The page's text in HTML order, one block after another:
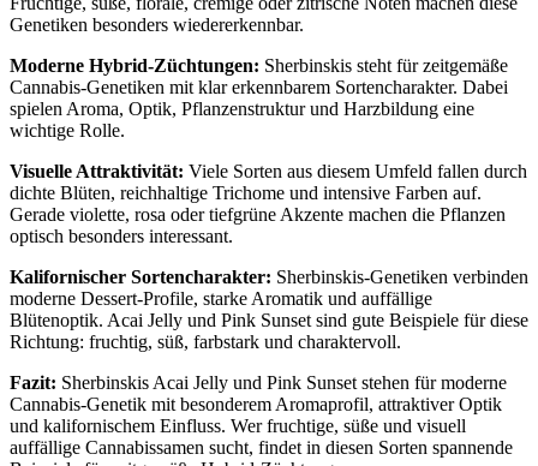
Genetiken besonders wiedererkennbar.
Moderne Hybrid-Züchtungen: Sherbinskis steht für zeitgemäße
Cannabis-Genetiken mit klar erkennbarem Sortencharakter. Dabei
spielen Aroma, Optik, Pflanzenstruktur und Harzbildung eine
wichtige Rolle.
Visuelle Attraktivität: Viele Sorten aus diesem Umfeld fallen durch
dichte Blüten, reichhaltige Trichome und intensive Farben auf.
Gerade violette, rosa oder tiefgrüne Akzente machen die Pflanzen
optisch besonders interessant.
Kalifornischer Sortencharakter: Sherbinskis-Genetiken verbinden
moderne Dessert-Profile, starke Aromatik und auffällige
Blütenoptik. Acai Jelly und Pink Sunset sind gute Beispiele für diese
Richtung: fruchtig, süß, farbstark und charaktervoll.
Fazit: Sherbinskis Acai Jelly und Pink Sunset stehen für moderne
Cannabis-Genetik mit besonderem Aromaprofil, attraktiver Optik
und kalifornischem Einfluss. Wer fruchtige, süße und visuell
auffällige Cannabissamen sucht, findet in diesen Sorten spannende